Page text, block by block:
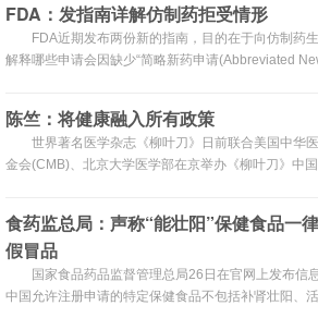
的在患者特异条件下发挥作用的基因的功能。
FDA：发指南详解仿制药拒受情形
FDA近期发布两份新的指南，目的在于向仿制药
解释哪些申请会因缺少“简略新药申请(Abbreviated
陈竺：将健康融入所有政策
世界著名医学杂志《柳叶刀》日前联合美国中华
金会(CMB)、北京大学医学部在京举办《柳叶刀》中
健康梦助力中国梦”的主旨演讲。
食药监总局：声称“能壮阳”保健食品一
假冒品
国家食品药品监督管理总局26日在官网上发布信
中国允许注册申请的特定保健食品不包括补肾壮阳、